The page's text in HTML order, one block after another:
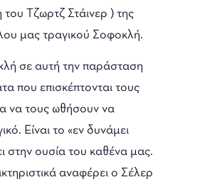
Τζωρτζ Στάινερ ) της
μας τραγικού Σοφοκλή.
σε αυτή την παράσταση
που επισκέπτονται τους
να τους ωθήσουν να
Είναι το «εν δυνάμει
στην ουσία του καθένα μας.
αναφέρει ο Σέλερ